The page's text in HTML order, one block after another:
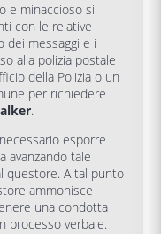
e minaccioso si
con le relative
messaggi e i
alla polizia postale
della Polizia o un
per richiedere
.
esporre i
avanzando tale
questore. A tal punto
ammonisce
una condotta
processo verbale.